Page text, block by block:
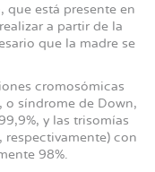
que está presente en
a partir de la
que la madre se
cromosómicas
o síndrome de Down,
y las trisomías
respectivamente) con
98%.